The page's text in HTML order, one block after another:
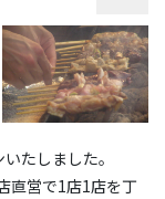
たしました。
直営で1店1店を丁